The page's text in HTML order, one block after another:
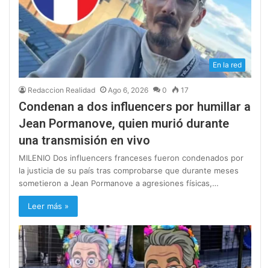
En la red
Redaccion Realidad Ago 6, 2026 0 17
Condenan a dos influencers por humillar a
Jean Pormanove, quien murió durante
una transmisión en vivo
MILENIO Dos influencers franceses fueron condenados por
la justicia de su país tras comprobarse que durante meses
sometieron a Jean Pormanove a agresiones físicas,…
Leer más »